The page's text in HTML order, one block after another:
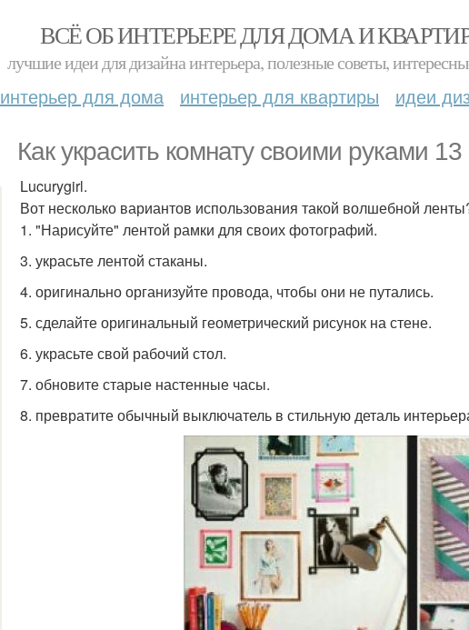
ВСЁ ОБ ИНТЕРЬЕРЕ ДЛЯ ДОМА И
лучшие идеи для дизайна интерьера, полезные советы,
интерьер для дома интерьер для квартиры идеи
Как украсить комнату своими руками
Lucurygirl.
Вот несколько вариантов использования такой волшебной
1. "Нарисуйте" лентой рамки для своих фотографий.
3. украсьте лентой стаканы.
4. оригинально организуйте провода, чтобы они не путались.
5. сделайте оригинальный геометрический рисунок на стене.
6. украсьте свой рабочий стол.
7. обновите старые настенные часы.
8. превратите обычный выключатель в стильную деталь